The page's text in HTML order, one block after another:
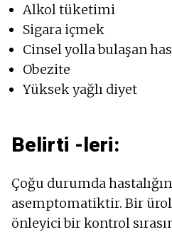
Alkol tüketimi
Sigara içmek
Cinsel yolla bulaşan
Obezite
Yüksek yağlı diyet
Belirti -leri:
Çoğu durumda
asemptomatiktir. Bir
önleyici bir kontrol